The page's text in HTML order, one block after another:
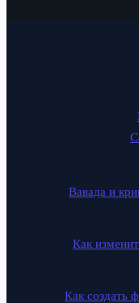
Вавада и
Как
Как создать